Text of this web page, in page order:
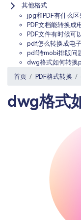
客服
万兴PDF 安卓版
万兴PDF iOS版
PDF开发工具
万兴PDF SDK
PDF转换器
PDF加密
PDF文件压缩
PDF签名
PDF批量工具
经销商招募
用户指南
常见问题
产品信息
产品资讯
登录
其他格式
jpg和PDF有什么区
PDF文档能转换成
PDF文件有时候可
pdf怎么转换成电
pdf转mobi排版问
dwg格式如何转换
首页
PDF格式转换
dwg格式